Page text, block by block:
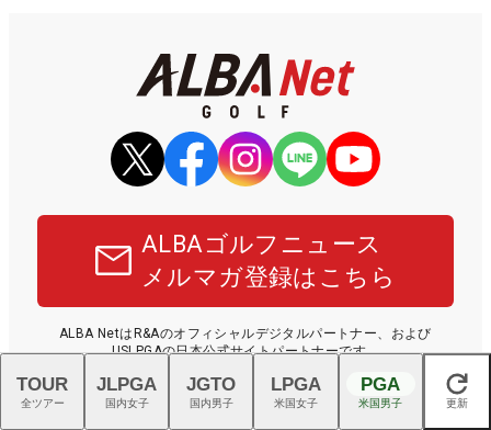
ALBAゴルフニュース
メルマガ登録はこちら
ALBA NetはR&Aのオフィシャルデジタルパートナー、および
USLPGAの日本公式サイトパートナーです。
閉じる
TOUR
全ツアー
JLPGA
国内女子
JGTO
国内男子
LPGA
米国女子
PGA
米国男子 更新